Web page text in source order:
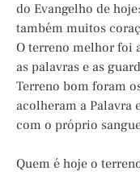
do Evangelho de
também muitos
O terreno melhor foi
as palavras e as
Terreno bom foram
acolheram a Palavra
com o próprio
Quem é hoje o